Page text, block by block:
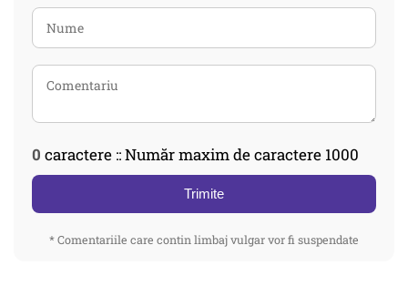
0 caractere :: Număr maxim de caractere 1000
Trimite
* Comentariile care contin limbaj vulgar vor fi suspendate